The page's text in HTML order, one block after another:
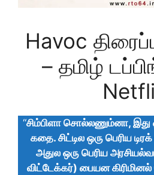
Havoc
– தமிழ்
“சிம்பிளா சொல்லணும்னா, இது
கதை. சிட்டில ஒரு பெரிய
அதுல ஒரு பெரிய
விட்டேக்கர்) பையன